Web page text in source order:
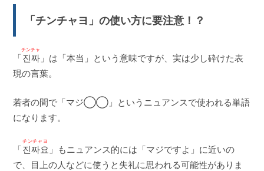
「チンチャヨ」の使い方に要注意！？
「진짜
チンチャ
」は「本当」という意味ですが、実は少し砕けた表
現の言葉。
若者の間で「マジ◯◯」というニュアンスで使われる単語
になります。
「진짜요
チンチャヨ
」もニュアンス的には「マジですよ」に近いの
で、目上の人などに使うと失礼に思われる可能性がありま